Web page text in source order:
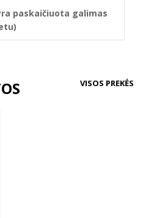
paskaičiuota galimas
VISOS PREKĖS